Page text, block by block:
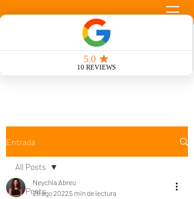
Llamada Gratuita
Entrada
All Posts
All Posts
Neychla Abreu
29 ago 20225 min de lectura